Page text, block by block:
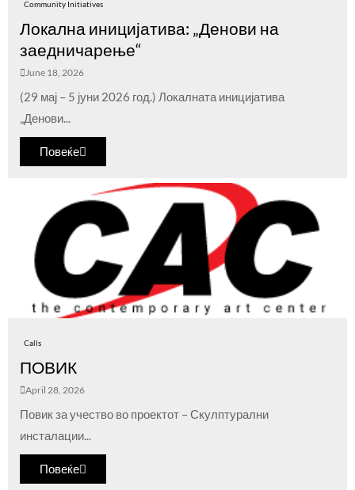
Community Initiatives
Локална иницијатива: „Денови на
заедничарење“
June 18, 2026
(29 мај – 5 јуни 2026 год.) Локалната иницијатива
„Денови...
Повеќе
Calls
ПОВИК
April 28, 2026
Повик за учество во проектот – Скулптурални
инсталации...
Повеќе